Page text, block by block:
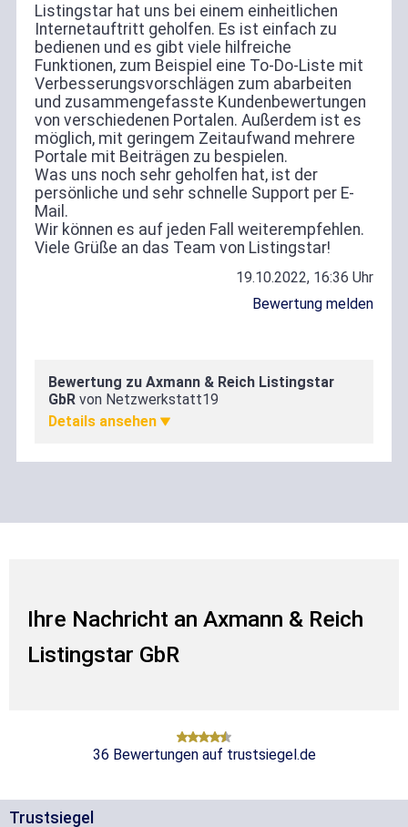
19.10.2022, 16:36 Uhr
Bewertung melden
Listingstar hat uns bei einem einheitlichen
Internetauftritt geholfen. Es ist einfach zu
bedienen und es gibt viele hilfreiche
Funktionen, zum Beispiel eine To-Do-Liste mit
Verbesserungsvorschlägen zum abarbeiten
und zusammengefasste Kundenbewertungen
von verschiedenen Portalen. Außerdem ist es
möglich, mit geringem Zeitaufwand mehrere
Portale mit Beiträgen zu bespielen.
Was uns noch sehr geholfen hat, ist der
persönliche und sehr schnelle Support per E-
Mail.
Wir können es auf jeden Fall weiterempfehlen.
Viele Grüße an das Team von Listingstar!
Zufriedenheit
Bewertung zu Axmann & Reich Listingstar
GbRvon Netzwerkstatt19
Ihre Nachricht an Axmann & Reich
Listingstar GbR
36 Bewertungen auf trustsiegel.de
Trustsiegel